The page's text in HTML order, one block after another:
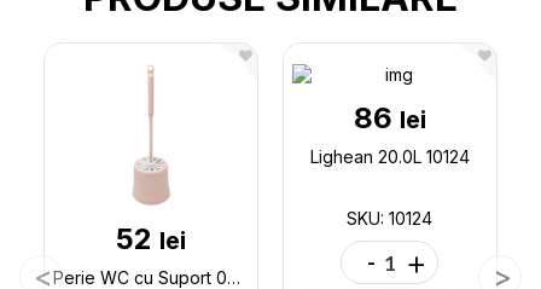
52 lei
Perie WC cu Suport 060440
86 lei
Lighean 20.0L 10124
SKU: 10124
- +